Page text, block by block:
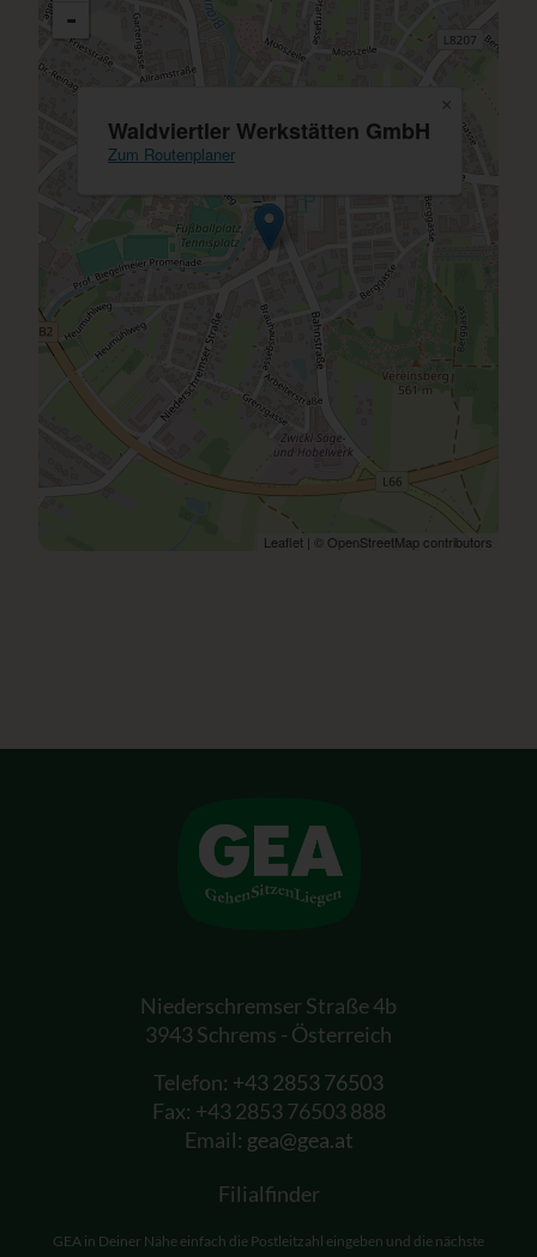
×
Waldviertler Werkstätten GmbH
Zum Routenplaner
-
Leaflet | © OpenStreetMapcontributors
Niederschremser Straße 4b
3943 Schrems - Österreich
Telefon: +43 2853 76503
Fax: +43 2853 76503 888
Email: gea@gea.at
Filialfinder
GEA in Deiner Nähe einfach die Postleitzahl eingeben und die nächste